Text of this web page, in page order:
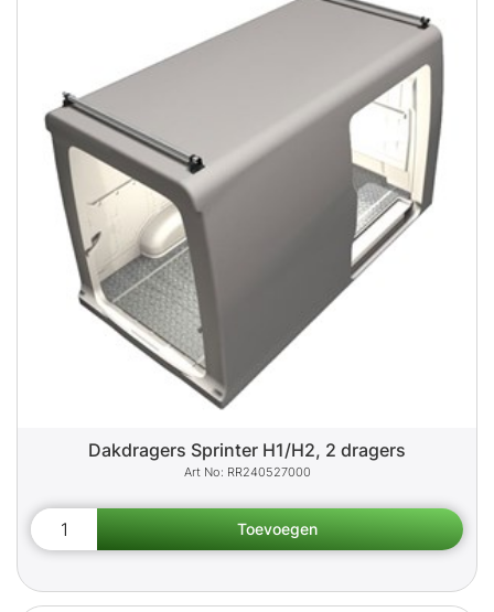
Dakdragers Sprinter H1/H2, 2 dragers
RR240527000